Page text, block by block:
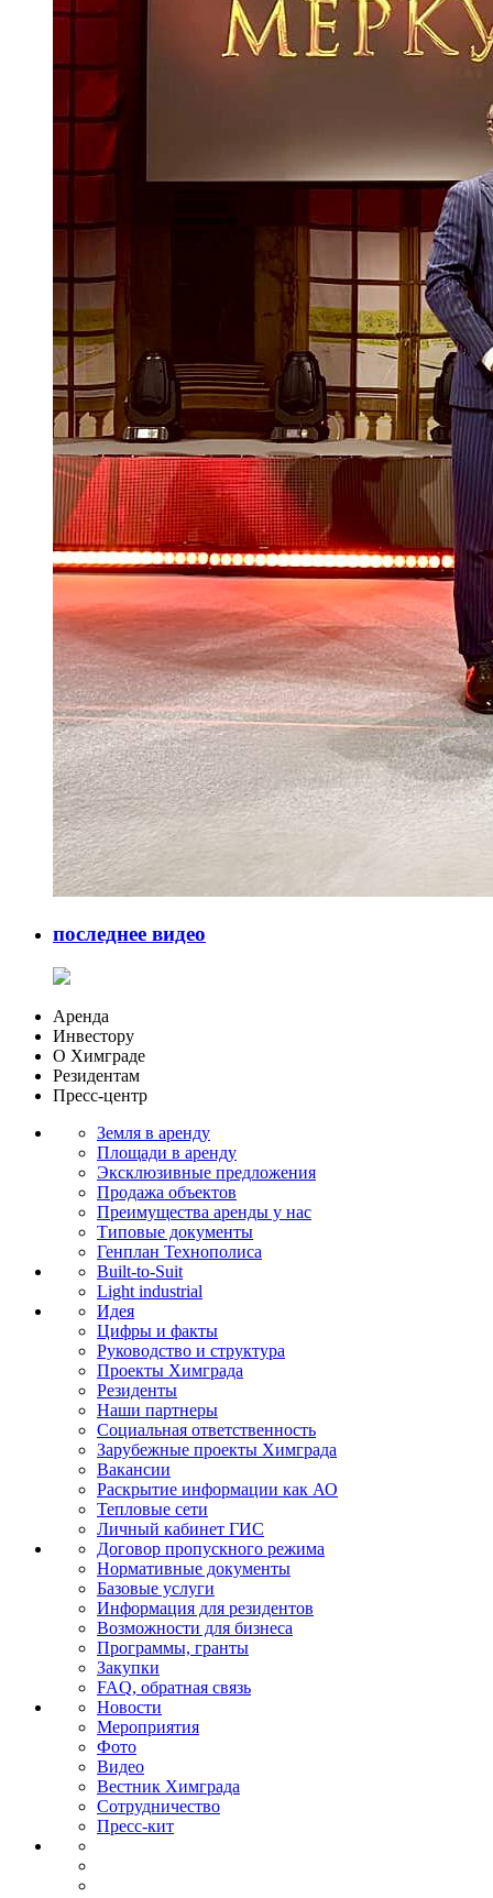
последнее видео
Аренда
Инвестору
О Химграде
Резидентам
Пресс-центр
Земля в аренду
Площади в аренду
Эксклюзивные предложения
Продажа объектов
Преимущества аренды у нас
Типовые документы
Генплан Технополиса
Built-to-Suit
Light industrial
Идея
Цифры и факты
Руководство и структура
Проекты Химграда
Резиденты
Наши партнеры
Социальная ответственность
Зарубежные проекты Химграда
Вакансии
Раскрытие информации как АО
Тепловые сети
Личный кабинет ГИС
Договор пропускного режима
Нормативные документы
Базовые услуги
Информация для резидентов
Возможности для бизнеса
Программы, гранты
Закупки
FAQ, обратная связь
Новости
Мероприятия
Фото
Видео
Вестник Химграда
Сотрудничество
Пресс-кит